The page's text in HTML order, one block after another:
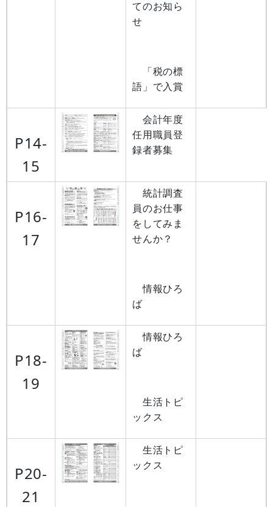
てのお知ら
せ
「税の標
語」で入賞
P14-
15
会計年度
任用職員登
録者募集
P16-
17
統計調査
員のお仕事
をしてみま
せんか？
情報ひろ
ば
P18-
19
情報ひろ
ば
生活トピ
ックス
P20-
21
生活トピ
ックス